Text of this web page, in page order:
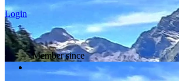
Login
Member since